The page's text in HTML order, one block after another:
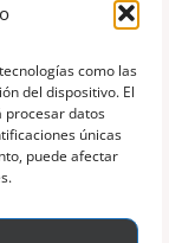
como las
del dispositivo. El
procesar datos
únicas
puede afectar